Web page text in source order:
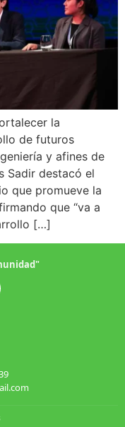
la
de futuros
y afines de
Sadir destacó el
que promueve la
que “va a
[…]